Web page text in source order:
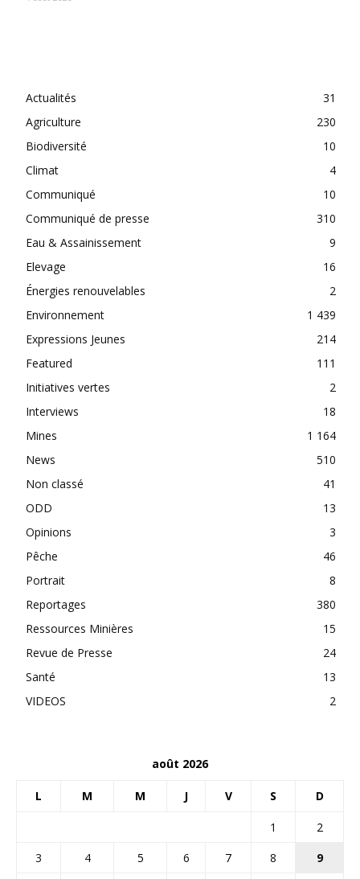
Actualités
31
Agriculture
230
Biodiversité
10
Climat
4
Communiqué
10
Communiqué de presse
310
Eau & Assainissement
9
Elevage
16
Énergies renouvelables
2
Environnement
1 439
Expressions Jeunes
214
Featured
111
Initiatives vertes
2
Interviews
18
Mines
1 164
News
510
Non classé
41
ODD
13
Opinions
3
Pêche
46
Portrait
8
Reportages
380
Ressources Minières
15
Revue de Presse
24
Santé
13
VIDEOS
2
août 2026
L M M J V S D
1
2
3
4 5 6 7 8
9